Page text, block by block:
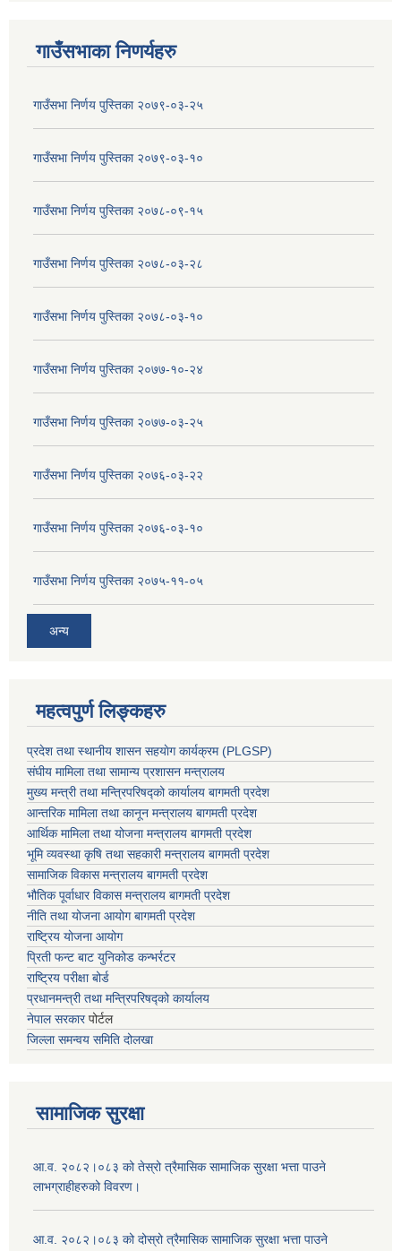
गाउँसभाका निणर्यहरु
गाउँसभा निर्णय पुस्तिका २०७९-०३-२५
गाउँसभा निर्णय पुस्तिका २०७९-०३-१०
गाउँसभा निर्णय पुस्तिका २०७८-०९-१५
गाउँसभा निर्णय पुस्तिका २०७८-०३-२८
गाउँसभा निर्णय पुस्तिका २०७८-०३-१०
गाउँसभा निर्णय पुस्तिका २०७७-१०-२४
गाउँसभा निर्णय पुस्तिका २०७७-०३-२५
गाउँसभा निर्णय पुस्तिका २०७६-०३-२२
गाउँसभा निर्णय पुस्तिका २०७६-०३-१०
गाउँसभा निर्णय पुस्तिका २०७५-११-०५
अन्य
महत्वपुर्ण लिङ्कहरु
प्रदेश तथा स्थानीय शासन सहयाेग कार्यक्रम (PLGSP)
संघीय मामिला तथा सामान्य प्रशासन मन्त्रालय
मुख्य मन्त्री तथा मन्त्रिपरिषद्को कार्यालय बागमती प्रदेश
आन्तरिक मामिला तथा कानून मन्त्रालय बागमती प्रदेश
आर्थिक मामिला तथा योजना मन्त्रालय बागमती प्रदेश
भूमि व्यवस्था कृषि तथा सहकारी मन्त्रालय बागमती प्रदेश
सामाजिक विकास मन्त्रालय बागमती प्रदेश
भौतिक पूर्वाधार विकास मन्त्रालय बागमती प्रदेश
नीति तथा योजना आयोग बागमती प्रदेश
राष्ट्रिय योजना आयोग
प्रिती फन्ट बाट युनिकोड कन्भर्रटर
राष्ट्रिय परीक्षा बोर्ड
प्रधानमन्त्री तथा मन्त्रिपरिषद्को कार्यालय
नेपाल सरकारपोर्टल
जिल्ला समन्वय समिति दोलखा
सामाजिक सुरक्षा
आ.व. २०८२।०८३ को तेस्रो त्रैमासिक सामाजिक सुरक्षा भत्ता पाउने
लाभग्राहीहरुको विवरण।
आ.व. २०८२।०८३ को दोस्रो त्रैमासिक सामाजिक सुरक्षा भत्ता पाउने